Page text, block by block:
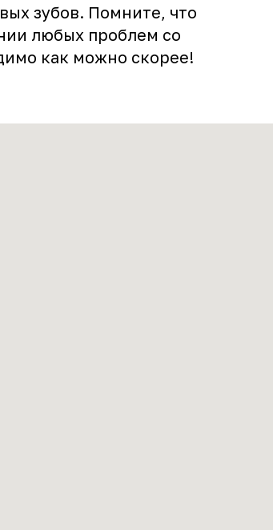
зубов. Помните, что
любых проблем со
как можно скорее!